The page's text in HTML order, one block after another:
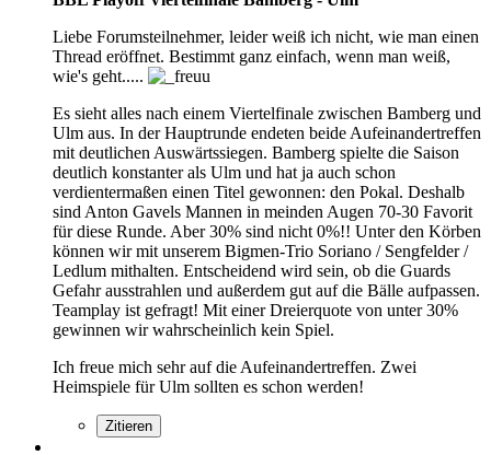
Liebe Forumsteilnehmer, leider weiß ich nicht, wie man einen
Thread eröffnet. Bestimmt ganz einfach, wenn man weiß,
wie's geht.....
Es sieht alles nach einem Viertelfinale zwischen Bamberg und
Ulm aus. In der Hauptrunde endeten beide Aufeinandertreffen
mit deutlichen Auswärtssiegen. Bamberg spielte die Saison
deutlich konstanter als Ulm und hat ja auch schon
verdientermaßen einen Titel gewonnen: den Pokal. Deshalb
sind Anton Gavels Mannen in meinden Augen 70-30 Favorit
für diese Runde. Aber 30% sind nicht 0%!! Unter den Körben
können wir mit unserem Bigmen-Trio Soriano / Sengfelder /
Ledlum mithalten. Entscheidend wird sein, ob die Guards
Gefahr ausstrahlen und außerdem gut auf die Bälle aufpassen.
Teamplay ist gefragt! Mit einer Dreierquote von unter 30%
gewinnen wir wahrscheinlich kein Spiel.
Ich freue mich sehr auf die Aufeinandertreffen. Zwei
Heimspiele für Ulm sollten es schon werden!
Zitieren